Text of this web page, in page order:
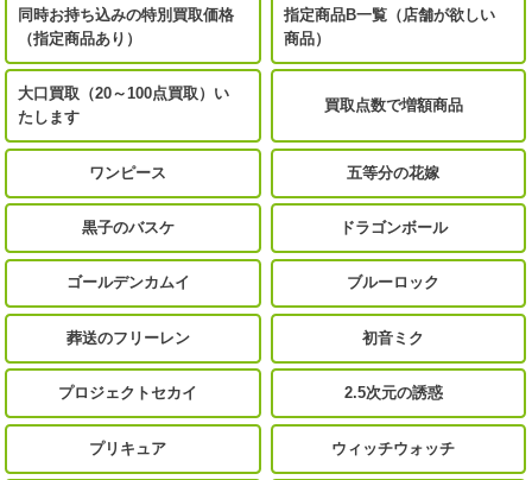
同時お持ち込みの特別買取価格
（指定商品あり）
指定商品B一覧（店舗が欲しい
商品）
大口買取（20～100点買取）い
たします
買取点数で増額商品
ワンピース 五等分の花嫁
黒子のバスケ ドラゴンボール
ゴールデンカムイ ブルーロック
葬送のフリーレン 初音ミク
プロジェクトセカイ 2.5次元の誘惑
プリキュア ウィッチウォッチ